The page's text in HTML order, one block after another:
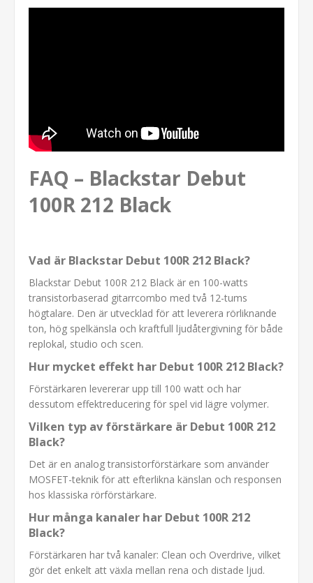
FAQ – Blackstar Debut
100R 212 Black
Vad är Blackstar Debut 100R 212 Black?
Blackstar Debut 100R 212 Black är en 100-watts
transistorbaserad gitarrcombo med två 12-tums
högtalare. Den är utvecklad för att leverera rörliknande
ton, hög spelkänsla och kraftfull ljudåtergivning för både
replokal, studio och scen.
Hur mycket effekt har Debut 100R 212 Black?
Förstärkaren levererar upp till 100 watt och har
dessutom effektreducering för spel vid lägre volymer.
Vilken typ av förstärkare är Debut 100R 212
Black?
Det är en analog transistorförstärkare som använder
MOSFET-teknik för att efterlikna känslan och responsen
hos klassiska rörförstärkare.
Hur många kanaler har Debut 100R 212
Black?
Förstärkaren har två kanaler: Clean och Overdrive, vilket
gör det enkelt att växla mellan rena och distade ljud.